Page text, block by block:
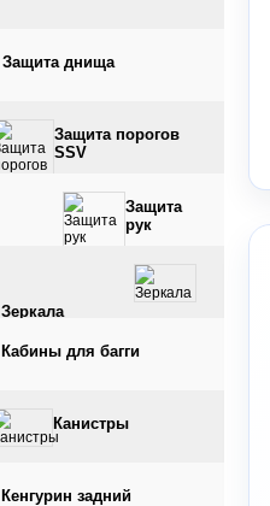
Защита днища
Защита порогов
SSV
Защита
рук
Зеркала
Кабины для багги
Канистры
Кенгурин задний